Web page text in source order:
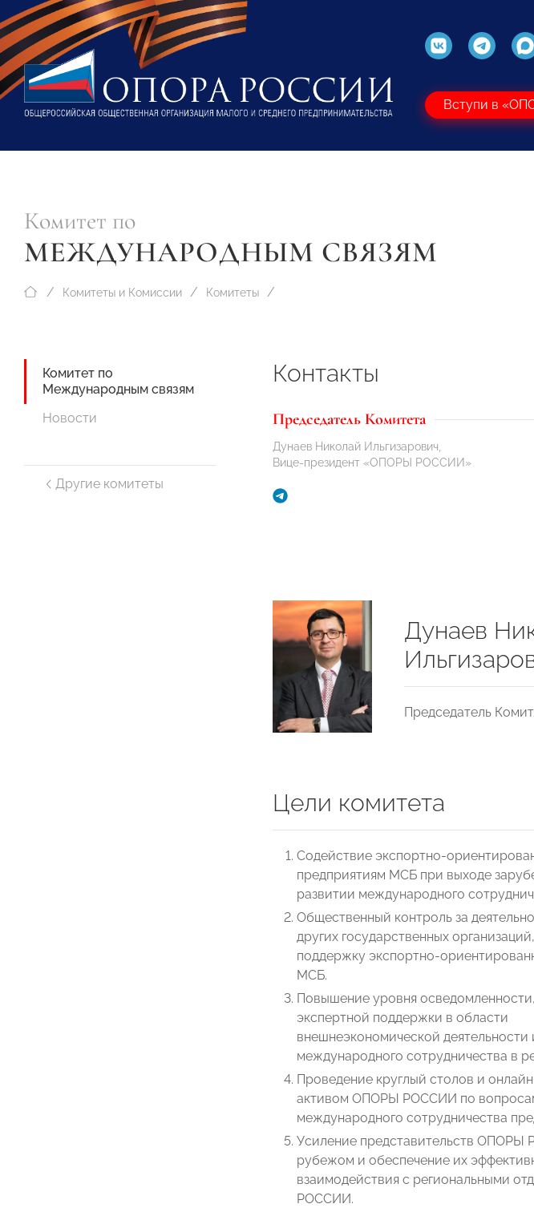
Вступи в
Комитет по
МЕЖДУНАРОДНЫМ СВЯЗЯМ
Комитеты и Комиссии Комитеты
Комитет по
Международным связям
Новости
Другие комитеты
Контакты
Председатель Комитета
Дунаев Николай Ильгизарович,
Вице-президент «ОПОРЫ РОССИИ»
Дунаев
Председатель
Цели комитета
Содействие экспортно-
предприятиям МСБ при выходе
развитии международного
Общественный контроль за
других государственных
поддержку экспортно-
МСБ.
Повышение уровня
экспертной поддержки в области
внешнеэкономической деятельности
международного сотрудничества в
Проведение круглый столов и
активом ОПОРЫ РОССИИ по
международного сотрудничества
Усиление представительств ОПОРЫ
рубежом и обеспечение их
взаимодействия с региональными
РОССИИ.